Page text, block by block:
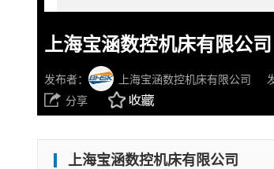
上海宝涵数控机床有限公司
发布者： 上海宝涵数控机床有限公司
分享
上海宝涵数控机床有限公司